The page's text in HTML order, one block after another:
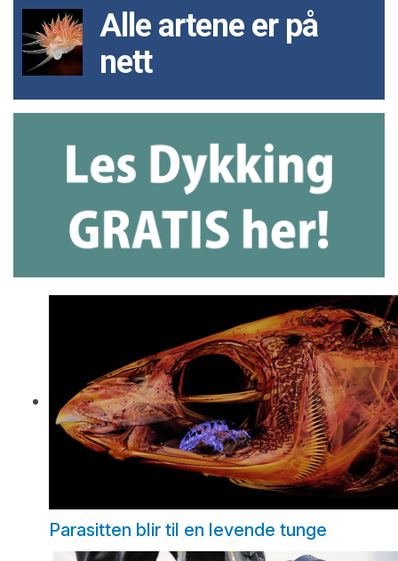
Alle artene er på
nett
Parasitten blir til en levende tunge